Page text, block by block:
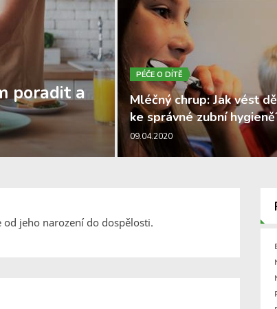
poradit a
PÉČE O DÍTĚ
Mléčný chrup: Jak vést
ke správné zubní
09.04.2020
jeho narození do dospělosti.